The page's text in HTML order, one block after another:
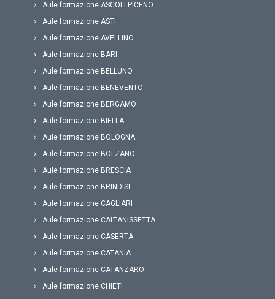
Aule formazione ASCOLI PICENO
Aule formazione ASTI
Aule formazione AVELLINO
Aule formazione BARI
Aule formazione BELLUNO
Aule formazione BENEVENTO
Aule formazione BERGAMO
Aule formazione BIELLA
Aule formazione BOLOGNA
Aule formazione BOLZANO
Aule formazione BRESCIA
Aule formazione BRINDISI
Aule formazione CAGLIARI
Aule formazione CALTANISSETTA
Aule formazione CASERTA
Aule formazione CATANIA
Aule formazione CATANZARO
Aule formazione CHIETI